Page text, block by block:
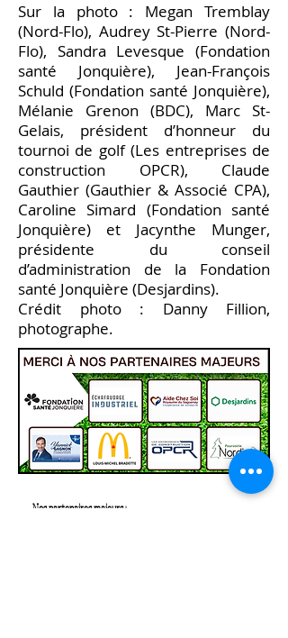
Sur la photo : Megan Tremblay
(Nord-Flo), Audrey St-Pierre (Nord-
Flo), Sandra Levesque (Fondation
santé Jonquière), Jean-François
Schuld (Fondation santé Jonquière),
Mélanie Grenon (BDC), Marc St-
Gelais, président d’honneur du
tournoi de golf (Les entreprises de
construction OPCR), Claude
Gauthier (Gauthier & Associé CPA),
Caroline Simard (Fondation santé
Jonquière) et Jacynthe Munger,
présidente du conseil
d’administration de la Fondation
santé Jonquière (Desjardins).
Crédit photo : Danny Fillion,
photographe.
Nos partenaires majeurs :